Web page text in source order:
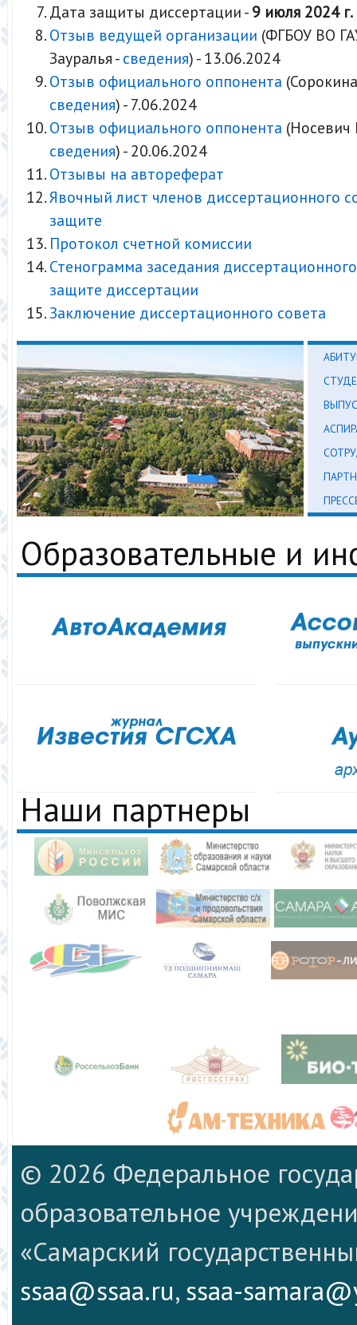
Дата защиты диссертации - 9 июля 2024 г.
Отзыв ведущей организации (ФГБОУ ВО
Зауралья - сведения) - 13.06.2024
Отзыв официального оппонента
сведения) - 7.06.2024
Отзыв официального оппонента (Носевич
сведения) - 20.06.2024
Отзывы на автореферат
Явочный лист членов диссертационного
защите
Протокол счетной комиссии
Стенограмма заседания
защите диссертации
Заключение диссертационного совета
Образовательные и
Наши партнеры
© 2026 Федеральное
образовательное
«Самарский
ssaa@ssaa.ru, ssaa-